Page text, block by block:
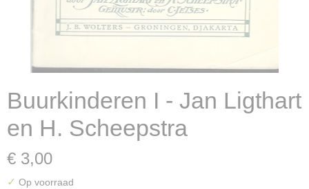
Buurkinderen I - Jan Ligthart
en H. Scheepstra
€ 3,00
✓ Op voorraad